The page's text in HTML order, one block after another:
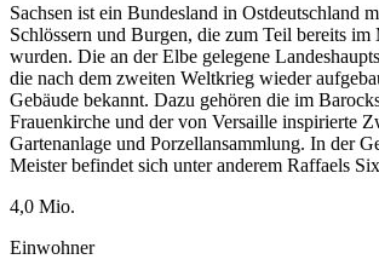
Sachsen ist ein Bundesland in Ostdeutschland
Schlössern und Burgen, die zum Teil bereits im
wurden. Die an der Elbe gelegene
die nach dem zweiten Weltkrieg wieder
Gebäude bekannt. Dazu gehören die im
Frauenkirche und der von Versaille inspirierte
Gartenanlage und Porzellansammlung. In der
Meister befindet sich unter anderem Raffaels
4,0 Mio.
Einwohner